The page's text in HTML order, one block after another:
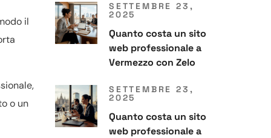
il
o un
SETTEMBRE 23,
2025
Quanto costa un sito
web professionale a
Vermezzo con Zelo
SETTEMBRE 23,
2025
Quanto costa un sito
web professionale a